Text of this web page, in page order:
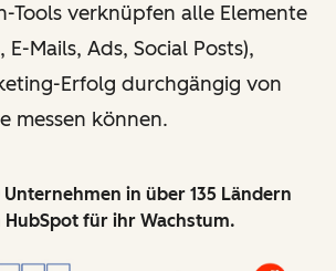
Tools verknüpfen alle Elemente
E-Mails, Ads, Social Posts),
Erfolg durchgängig von
messen können.
in über 135 Ländern
HubSpot für ihr Wachstum.